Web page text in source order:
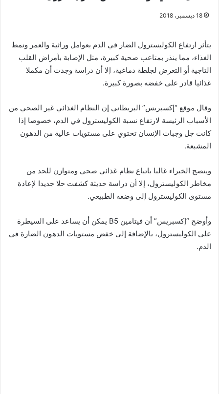
18 ديسمبر، 2018
يتأثر ارتفاع الكوليسترول الضار في الدم بعوامل وراثية والعمر ونمط
الغذاء، مما ينذر بمتاعب صحية كبيرة، مثل الإصابة بأمراض القلب
التاجية أو التعرض لجلطة دماغية، إلا أن دراسة وجدت أن مكملا
غذائيا قادر على خفضه بصورة كبيرة.
وقال موقع “إكسبريس” البريطاني إن النظام الغذائي غير الصحي من
الأسباب الرئيسة لارتفاع نسبة الكوليسترول في الدم، خصوصا إذا
كانت جل وجبات الإنسان تحتوي على مستويات عالية من الدهون
المشبعة.
وينصح الخبراء غالبا باتباع نظام غذائي صحي ومتوازن للحد من
مخاطر الكوليسترول، إلا أن دراسة حديثة كشفت حلا جديدا لإعادة
مستوى الكوليسترول إلى وضعه الطبيعي.
وأوضح “إكسبريس” أن فيتامين B5 يمكن أن يساعد على السيطرة
على الكوليسترول، بالإضافة إلى خفض مستويات الدهون الضارة في
الدم.